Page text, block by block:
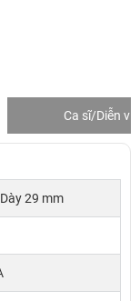
Ca sĩ/Diễn
29 mm